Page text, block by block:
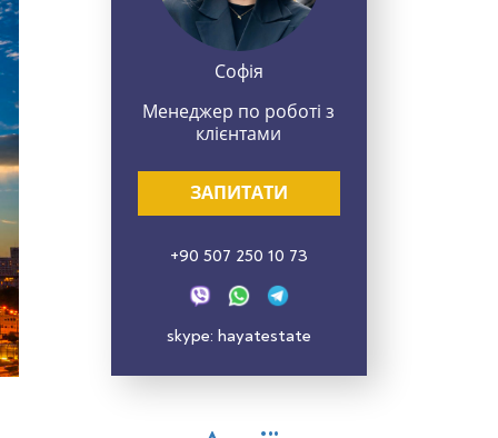
Софія
Менеджер по роботі з
клієнтами
ЗАПИТАТИ
+90 507 250 10 73
skype: hayatestate